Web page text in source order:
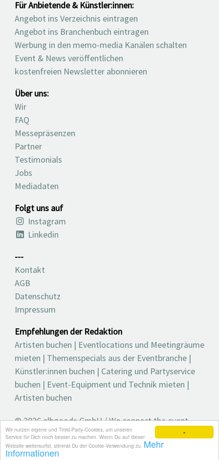
×
Wir nutzen eigene und Third-Party-Cookies, um unseren
Service für Dich noch besser zu machen. Wenn Du auf dieser
Website weitersurfst, stimmst Du der Cookie-Verwendung zu. Mehr
Informationen
Für Anbietende & Künstler:innen:
Angebot ins Verzeichnis eintragen
Angebot ins Branchenbuch eintragen
Werbung in den memo-media Kanälen schalten
Event & News veröffentlichen
kostenfreien Newsletter abonnieren
Über uns:
Wir
FAQ
Messepräsenzen
Partner
Testimonials
Jobs
Mediadaten
Folgt uns auf
Instagram
Linkedin
---
Kontakt
AGB
Datenschutz
Impressum
Empfehlungen der Redaktion
Artisten buchen | Eventlocations und Meetingräume
mieten | Themenspecials aus der Eventbranche |
Künstler:innen buchen | Catering und Partyservice
buchen | Event-Equipment und Technik mieten |
Artisten buchen
© 2026 elbgoods GmbH / We connect the event
industry / Medienvielfalt für die Eventplanung /
Eventbranchenbuch, Blog, Magazin und mehr